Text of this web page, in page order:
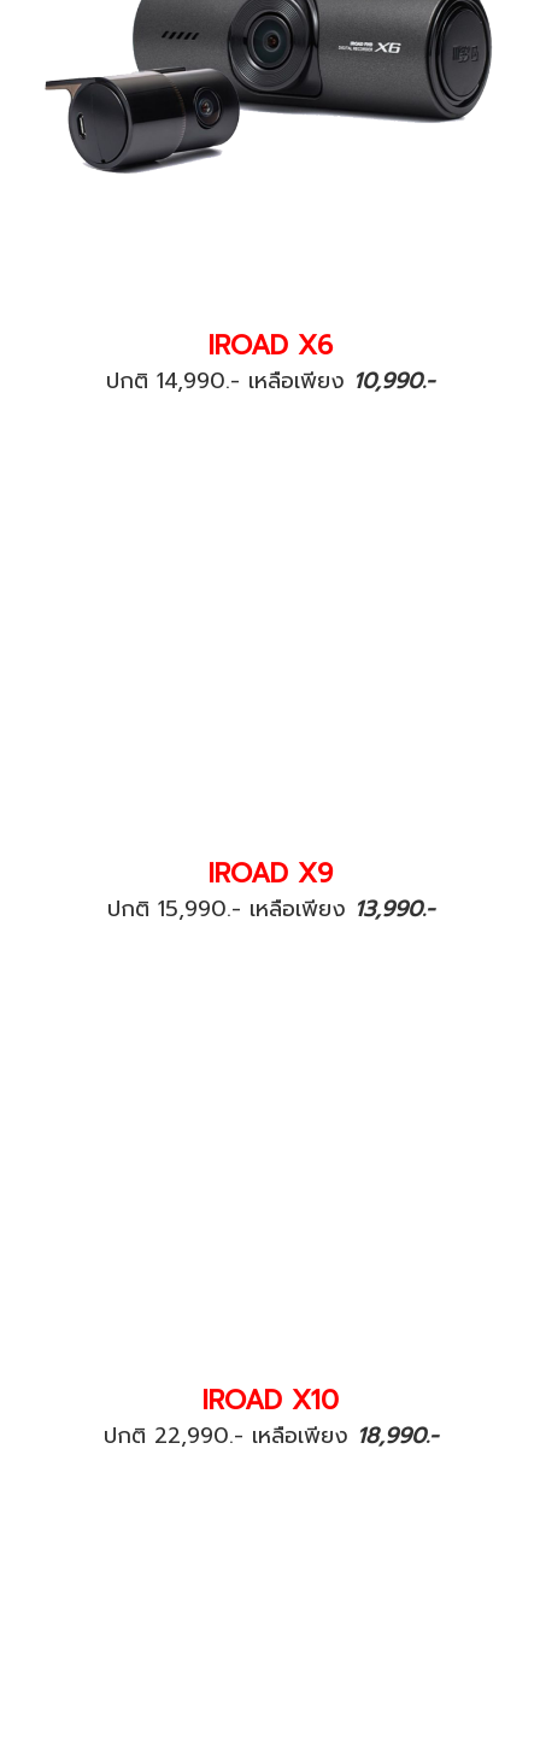
IROAD X6
ปกติ 14,990.- เหลือเพียง 10,990.-
IROAD X9
ปกติ 15,990.- เหลือเพียง 13,990.-
IROAD X10
ปกติ 22,990.- เหลือเพียง 18,990.-